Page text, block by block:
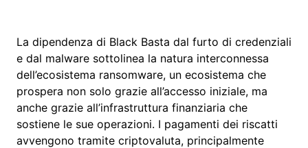
La dipendenza di Black Basta dal furto di credenziali
e dal malware sottolinea la natura interconnessa
dell’ecosistema ransomware, un ecosistema che
prospera non solo grazie all’accesso iniziale, ma
anche grazie all’infrastruttura finanziaria che
sostiene le sue operazioni. I pagamenti dei riscatti
avvengono tramite criptovaluta, principalmente